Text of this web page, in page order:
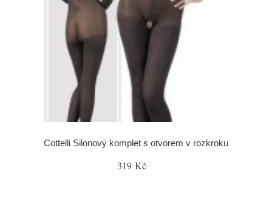
Cottelli Silonový komplet s otvorem v rozkroku
319 Kč